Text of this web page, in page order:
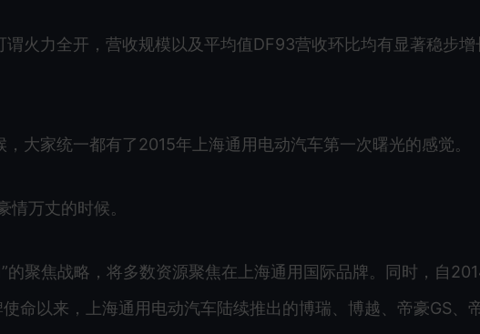
火力全开，营收规模以及平均值DF93营收环比均有显著稳步增
大家统一都有了2015年上海通用电动汽车第一次曙光的感觉。
万丈的时候。
的聚焦战略，将多数资源聚焦在上海通用国际品牌。同时，自
命以来，上海通用电动汽车陆续推出的博瑞、博越、帝豪GS、